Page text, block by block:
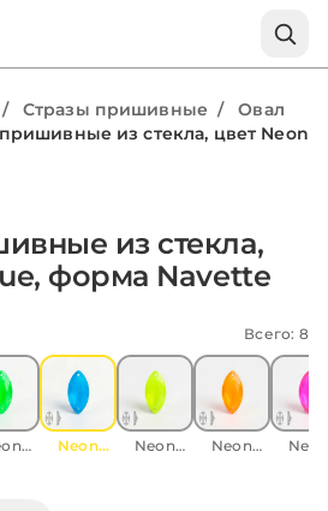
/ Стразы пришивные /
Овал
из стекла, цвет Neon
из стекла,
форма Navette
Всего: 8
Neon
Neon
Neon
Neon